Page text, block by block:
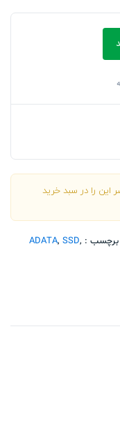
این را در سبد خرید
برچسب : ADATA, SSD,